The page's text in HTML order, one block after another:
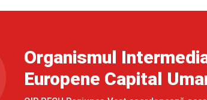
Organismul
Europene Capital